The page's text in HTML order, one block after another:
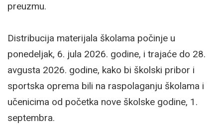
preuzmu.
Distribucija materijala školama počinje u
ponedeljak, 6. jula 2026. godine, i trajaće do 28.
avgusta 2026. godine, kako bi školski pribor i
sportska oprema bili na raspolaganju školama i
učenicima od početka nove školske godine, 1.
septembra.